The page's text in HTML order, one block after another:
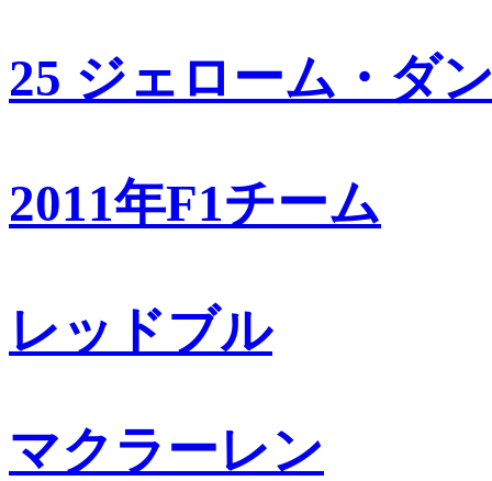
25 ジェローム・ダ
2011年F1チーム
レッドブル
マクラーレン